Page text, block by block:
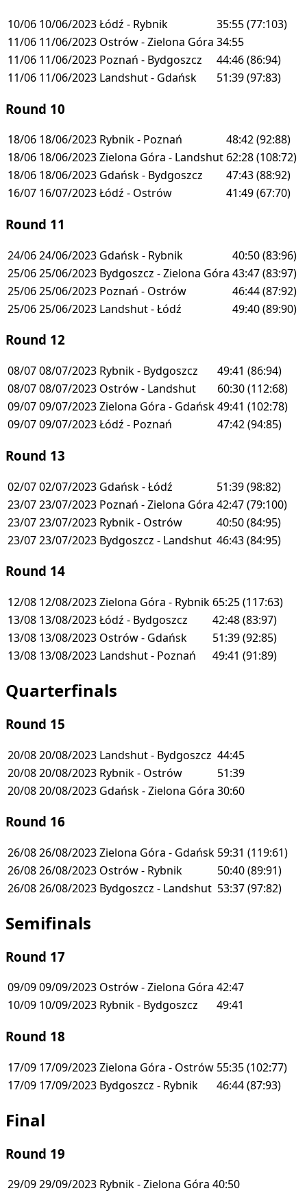
10/06 10/06/2023Łódź - Rybnik 35:55(77:103)
11/06 11/06/2023 Ostrów - Zielona Góra 34:55
11/06 11/06/2023 Poznań - Bydgoszcz 44:46(86:94)
11/06 11/06/2023 Landshut - Gdańsk 51:39(97:83)
Round 10
18/06 18/06/2023 Rybnik - Poznań 48:42(92:88)
18/06 18/06/2023Zielona Góra - Landshut 62:28(108:72)
18/06 18/06/2023 Gdańsk - Bydgoszcz 47:43(88:92)
16/07 16/07/2023Łódź - Ostrów 41:49(67:70)
Round 11
24/0624/06/2023 Gdańsk - Rybnik 40:50(83:96)
25/0625/06/2023 Bydgoszcz - Zielona Góra 43:47(83:97)
25/0625/06/2023 Poznań - Ostrów 46:44(87:92)
25/0625/06/2023 Landshut - Łódź 49:40(89:90)
Round 12
08/0708/07/2023 Rybnik - Bydgoszcz 49:41 (86:94)
08/0708/07/2023 Ostrów - Landshut 60:30(112:68)
09/0709/07/2023Zielona Góra - Gdańsk49:41 (102:78)
09/0709/07/2023Łódź - Poznań 47:42(94:85)
Round 13
02/0702/07/2023 Gdańsk - Łódź 51:39(98:82)
23/0723/07/2023 Poznań - Zielona Góra 42:47(79:100)
23/0723/07/2023 Rybnik - Ostrów 40:50(84:95)
23/0723/07/2023 Bydgoszcz - Landshut 46:43(84:95)
Round 14
12/08 12/08/2023Zielona Góra - Rybnik 65:25(117:63)
13/08 13/08/2023Łódź - Bydgoszcz 42:48(83:97)
13/08 13/08/2023 Ostrów - Gdańsk 51:39(92:85)
13/08 13/08/2023 Landshut - Poznań 49:41 (91:89)
Quarterfinals
Round 15
20/0820/08/2023 Landshut - Bydgoszcz 44:45
20/0820/08/2023 Rybnik - Ostrów
51:39
20/0820/08/2023 Gdańsk - Zielona Góra 30:60
Round 16
26/0826/08/2023Zielona Góra - Gdańsk 59:31 (119:61)
26/0826/08/2023 Ostrów - Rybnik 50:40(89:91)
26/0826/08/2023 Bydgoszcz - Landshut 53:37(97:82)
Semifinals
Round 17
09/0909/09/2023 Ostrów - Zielona Góra 42:47
10/09 10/09/2023 Rybnik - Bydgoszcz 49:41
Round 18
17/09 17/09/2023Zielona Góra - Ostrów 55:35(102:77)
17/09 17/09/2023 Bydgoszcz - Rybnik 46:44(87:93)
Final
Round 19
29/0929/09/2023 Rybnik - Zielona Góra 40:50